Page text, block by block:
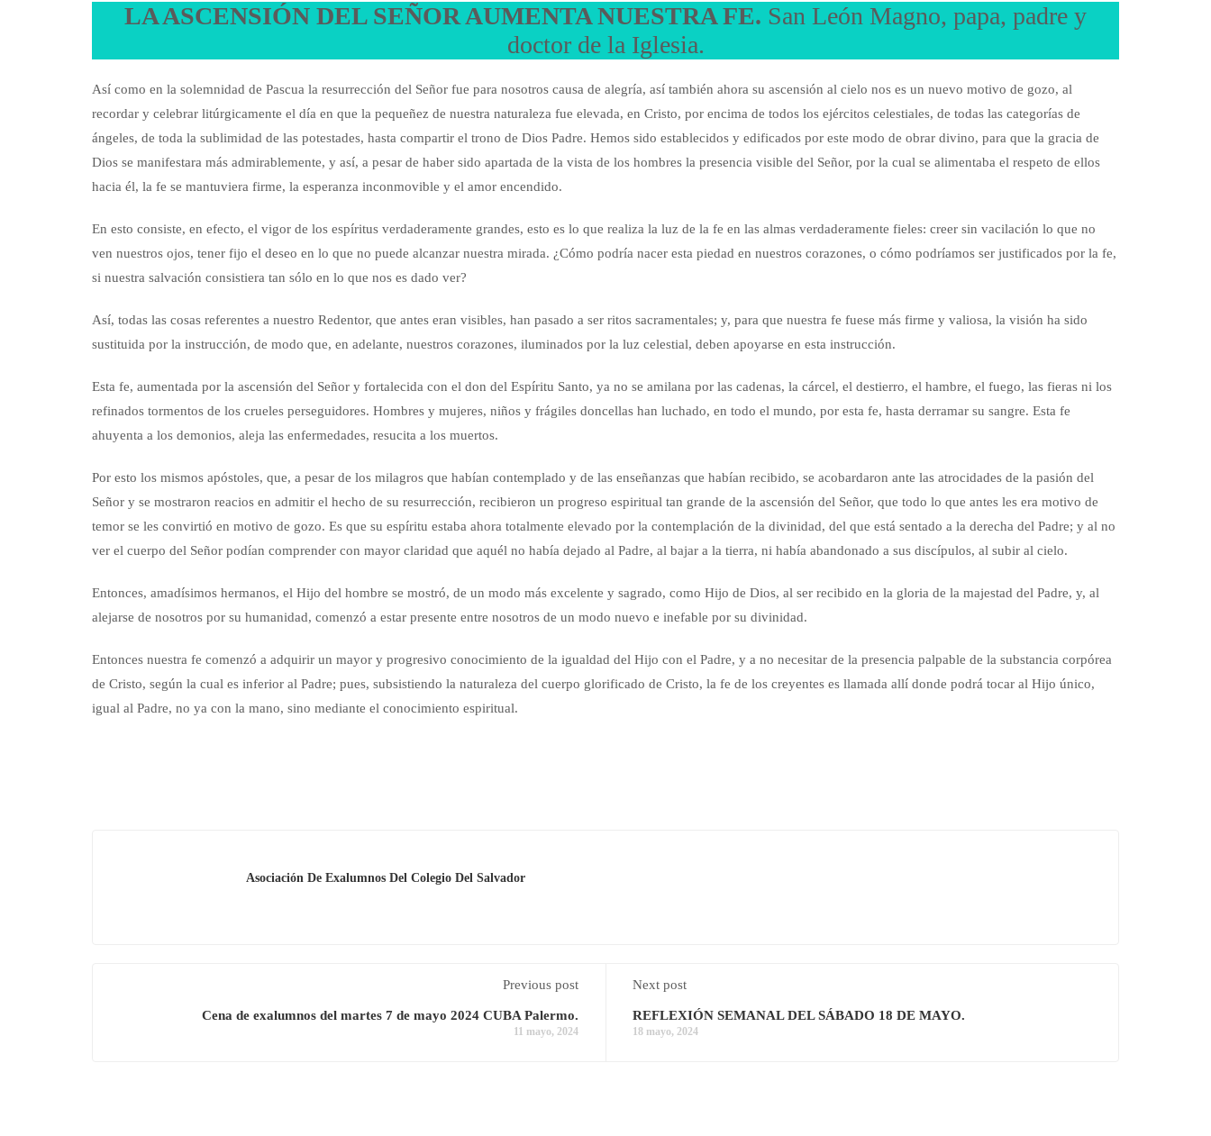
LA ASCENSIÓN DEL SEÑOR AUMENTA NUESTRA FE. San León Magno, papa, padre y
doctor de la Iglesia.
Así como en la solemnidad de Pascua la resurrección del Señor fue para nosotros causa de alegría, así también ahora su ascensión al cielo nos es un nuevo motivo de gozo, al
recordar y celebrar litúrgicamente el día en que la pequeñez de nuestra naturaleza fue elevada, en Cristo, por encima de todos los ejércitos celestiales, de todas las categorías de
ángeles, de toda la sublimidad de las potestades, hasta compartir el trono de Dios Padre. Hemos sido establecidos y edificados por este modo de obrar divino, para que la gracia de
Dios se manifestara más admirablemente, y así, a pesar de haber sido apartada de la vista de los hombres la presencia visible del Señor, por la cual se alimentaba el respeto de ellos
hacia él, la fe se mantuviera firme, la esperanza inconmovible y el amor encendido.
En esto consiste, en efecto, el vigor de los espíritus verdaderamente grandes, esto es lo que realiza la luz de la fe en las almas verdaderamente fieles: creer sin vacilación lo que no
ven nuestros ojos, tener fijo el deseo en lo que no puede alcanzar nuestra mirada. ¿Cómo podría nacer esta piedad en nuestros corazones, o cómo podríamos ser justificados por la fe,
si nuestra salvación consistiera tan sólo en lo que nos es dado ver?
Así, todas las cosas referentes a nuestro Redentor, que antes eran visibles, han pasado a ser ritos sacramentales; y, para que nuestra fe fuese más firme y valiosa, la visión ha sido
sustituida por la instrucción, de modo que, en adelante, nuestros corazones, iluminados por la luz celestial, deben apoyarse en esta instrucción.
Esta fe, aumentada por la ascensión del Señor y fortalecida con el don del Espíritu Santo, ya no se amilana por las cadenas, la cárcel, el destierro, el hambre, el fuego, las fieras ni los
refinados tormentos de los crueles perseguidores. Hombres y mujeres, niños y frágiles doncellas han luchado, en todo el mundo, por esta fe, hasta derramar su sangre. Esta fe
ahuyenta a los demonios, aleja las enfermedades, resucita a los muertos.
Por esto los mismos apóstoles, que, a pesar de los milagros que habían contemplado y de las enseñanzas que habían recibido, se acobardaron ante las atrocidades de la pasión del
Señor y se mostraron reacios en admitir el hecho de su resurrección, recibieron un progreso espiritual tan grande de la ascensión del Señor, que todo lo que antes les era motivo de
temor se les convirtió en motivo de gozo. Es que su espíritu estaba ahora totalmente elevado por la contemplación de la divinidad, del que está sentado a la derecha del Padre; y al no
ver el cuerpo del Señor podían comprender con mayor claridad que aquél no había dejado al Padre, al bajar a la tierra, ni había abandonado a sus discípulos, al subir al cielo.
Entonces, amadísimos hermanos, el Hijo del hombre se mostró, de un modo más excelente y sagrado, como Hijo de Dios, al ser recibido en la gloria de la majestad del Padre, y, al
alejarse de nosotros por su humanidad, comenzó a estar presente entre nosotros de un modo nuevo e inefable por su divinidad.
Entonces nuestra fe comenzó a adquirir un mayor y progresivo conocimiento de la igualdad del Hijo con el Padre, y a no necesitar de la presencia palpable de la substancia corpórea
de Cristo, según la cual es inferior al Padre; pues, subsistiendo la naturaleza del cuerpo glorificado de Cristo, la fe de los creyentes es llamada allí donde podrá tocar al Hijo único,
igual al Padre, no ya con la mano, sino mediante el conocimiento espiritual.
Asociación De Exalumnos Del Colegio Del Salvador
Previous post
Cena de exalumnos del martes 7 de mayo 2024 CUBA Palermo.
11 mayo, 2024
Next post
REFLEXIÓN SEMANAL DEL SÁBADO 18 DE MAYO.
18 mayo, 2024